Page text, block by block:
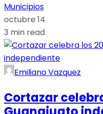
Municipios
octubre 14
3 min read
Emiliano Vazquez
Cortazar